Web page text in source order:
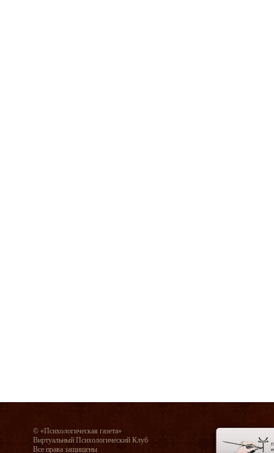
© «Психологическая газета»
Виртуальный Психологический Клуб
Все права защищены